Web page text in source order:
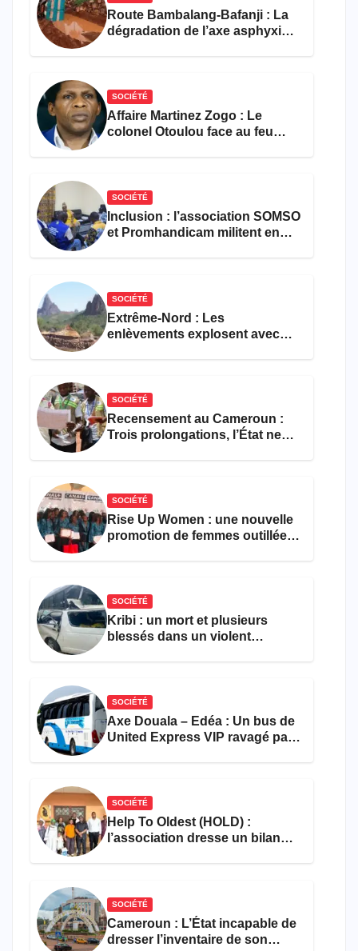
Route Bambalang-Bafanji : La
dégradation de l’axe asphyxie
SOCIÉTÉ
Affaire Martinez Zogo : Le
colonel Otoulou face au feu
SOCIÉTÉ
Inclusion : l’association SOMSO
et Promhandicam militent en
SOCIÉTÉ
Extrême-Nord : Les
enlèvements explosent avec
SOCIÉTÉ
Recensement au Cameroun :
Trois prolongations, l’État ne
SOCIÉTÉ
Rise Up Women : une nouvelle
promotion de femmes outillées
SOCIÉTÉ
Kribi : un mort et plusieurs
blessés dans un violent
SOCIÉTÉ
Axe Douala – Edéa : Un bus de
United Express VIP ravagé par
SOCIÉTÉ
Help To Oldest (HOLD) :
l’association dresse un bilan
SOCIÉTÉ
Cameroun : L’État incapable de
dresser l’inventaire de son